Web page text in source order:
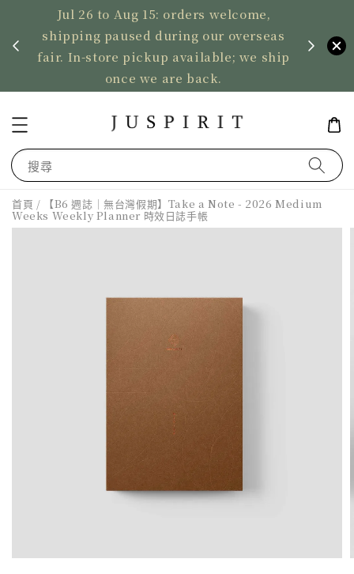
Jul 26 to Aug 15: orders welcome,
shipping paused during our overseas
fair. In-store pickup available; we ship
once we are back.
US
搜尋
首頁 / 【B6 週誌｜無台灣假期】Take a Note - 2026 Medium
Weeks Weekly Planner 時效日誌手帳